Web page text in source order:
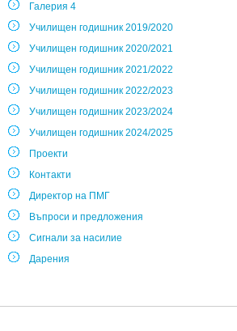
Галерия 4
Училищен годишник 2019/2020
Училищен годишник 2020/2021
Училищен годишник 2021/2022
Училищен годишник 2022/2023
Училищен годишник 2023/2024
Училищен годишник 2024/2025
Проекти
Контакти
Директор на ПМГ
Въпроси и предложения
Сигнали за насилие
Дарения